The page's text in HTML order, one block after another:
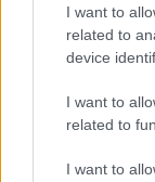
I want to
related to
device
I want to
related to
I want to